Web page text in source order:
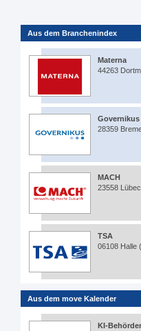
Aus dem Branchenindex
Materna
44263
Governikus
28359
MACH
23558
TSA
06108 Halle
Aus dem move Kalender
KI-